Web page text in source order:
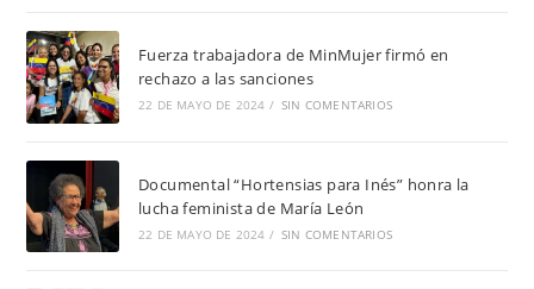
Fuerza trabajadora de MinMujer firmó en
rechazo a las sanciones
22 DE MAYO DE 2024 / SIN COMENTARIOS
Documental “Hortensias para Inés” honra la
lucha feminista de María León
22 DE MAYO DE 2024 / SIN COMENTARIOS